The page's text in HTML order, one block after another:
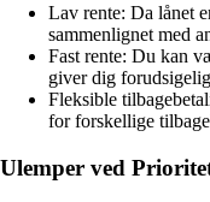
Lav rente: Da lånet
sammenlignet med
Fast rente: Du kan
giver dig
Fleksible
for forskellige
Ulemper ved